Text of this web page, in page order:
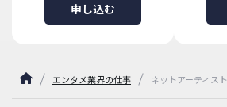
申し込む
エンタメ業界の仕事 ネットアーティスト